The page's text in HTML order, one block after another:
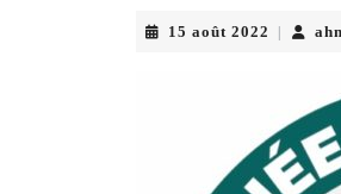
15 août 2022 15